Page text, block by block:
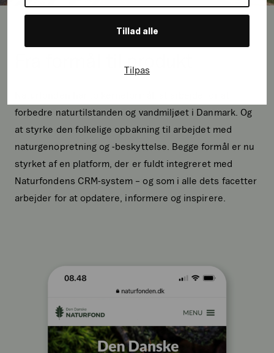
Tillad alle
Tilpas
Fra formål til produkt
forbedre naturtilstanden og vandmiljøet i Danmark. Og
at styrke den folkelige opbakning til arbejdet med
naturgenopretning og -beskyttelse. Begge formål er nu
styrket af en platform, der er fuldt integreret med
Naturfondens CRM-system – og som i alle dets facetter
arbejder for at opdatere, informere og inspirere.